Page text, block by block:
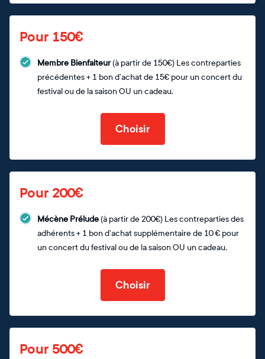
Pour 150€
Membre Bienfaiteur(à partir de 150€) Les contreparties
précédentes + 1 bon d’achat de 15€ pour un concert du
festival ou de la saison OU un cadeau.
Choisir
Pour 200€
Mécène Prélude(à partir de 200€) Les contreparties des
adhérents + 1 bon d’achat supplémentaire de 10 € pour
un concert du festival ou de la saison OU un cadeau.
Choisir
Pour 500€